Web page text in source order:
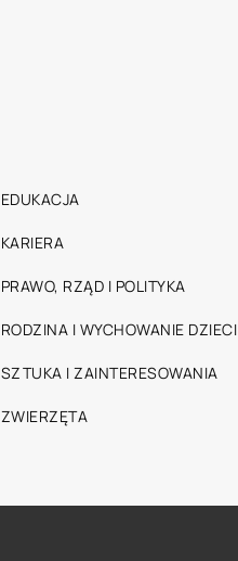
EDUKACJA
KARIERA
PRAWO, RZĄD I POLITYKA
RODZINA I WYCHOWANIE DZIECI
SZTUKA I ZAINTERESOWANIA
ZWIERZĘTA